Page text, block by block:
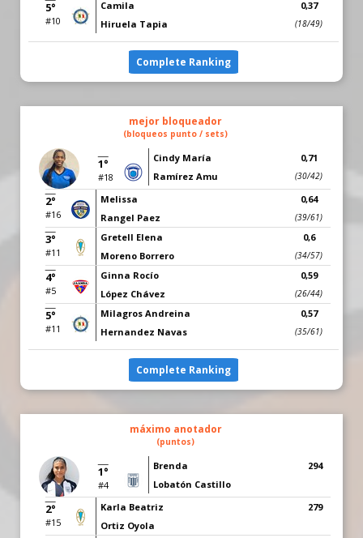
5°
#10
Camila
Hiruela Tapia
0,37
(18/49)
Complete Ranking
mejor bloqueador
(bloqueos punto / sets)
1°
#18
Cindy María
Ramírez Amu
0,71
(30/42)
2°
#16
Melissa
Rangel Paez
0,64
(39/61)
3°
#11
Gretell Elena
Moreno Borrero
0,6
(34/57)
4°
#5
Ginna Rocío
López Chávez
0,59
(26/44)
5°
#11
Milagros Andreina
Hernandez Navas
0,57
(35/61)
Complete Ranking
máximo anotador
(puntos)
1°
#4
Brenda
Lobatón Castillo
294
2°
#15
Karla Beatriz
Ortiz Oyola
279